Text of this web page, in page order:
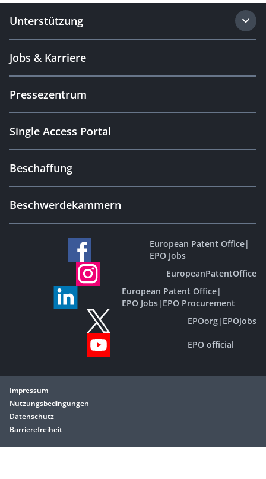
Unterstützung
Jobs & Karriere
Pressezentrum
Single Access Portal
Beschaffung
Beschwerdekammern
European Patent Office|
EPO Jobs
EuropeanPatentOffice
European Patent Office|
EPO Jobs| EPO Procurement
EPOorg| EPOjobs
EPO official
Impressum
Nutzungsbedingungen
Datenschutz
Barrierefreiheit